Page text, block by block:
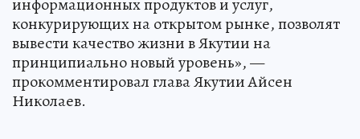
информационных продуктов и услуг,
конкурирующих на открытом рынке, позволят
вывести качество жизни в Якутии на
принципиально новый уровень», —
прокомментировал глава Якутии Айсен
Николаев.